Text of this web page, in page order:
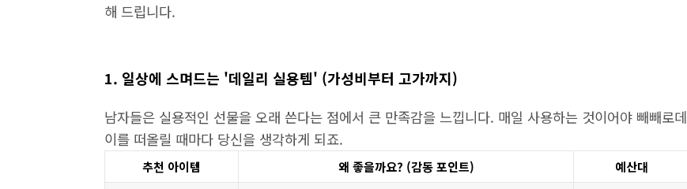
해 드립니다.
1. 일상에 스며드는 '데일리 실용템' (가성비부터 고가까지)
남자들은 실용적인 선물을 오래 쓴다는 점에서 큰 만족감을 느낍니다. 매일 사용하는 것이어야 빼빼로데
이를 떠올릴 때마다 당신을 생각하게 되죠.
추천 아이템 왜 좋을까요? (감동 포인트) 예산대